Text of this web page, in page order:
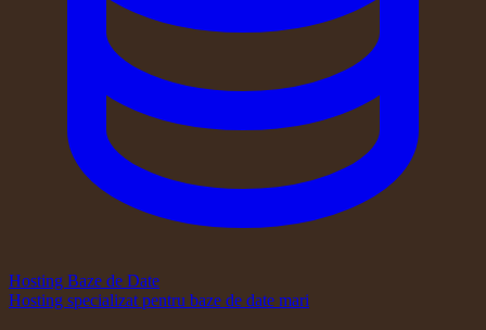
Hosting Baze de Date
Hosting specializat pentru baze de date mari